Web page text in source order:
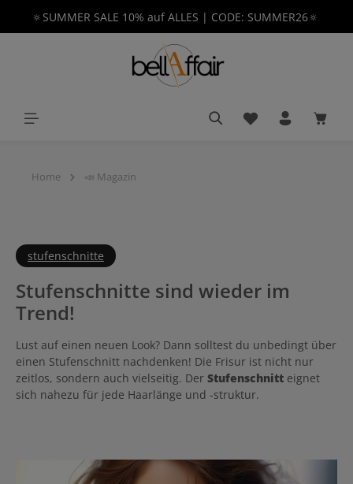
springen
🔅SUMMER SALE 10% auf ALLES | CODE: SUMMER26🔅
Du hast 0
Home 📣 Magazin
stufenschnitte
Stufenschnitte sind wieder im
Trend!
Lust auf einen neuen Look? Dann solltest du unbedingt über
einen Stufenschnitt nachdenken! Die Frisur ist nicht nur
zeitlos, sondern auch vielseitig. Der Stufenschnitt eignet
sich nahezu für jede Haarlänge und -struktur.